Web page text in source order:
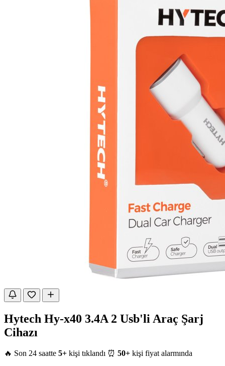
Hytech Hy-x40 3.4A 2 Usb'li Araç Şarj
Cihazı
🔥 Son 24 saatte 5+ kişi tıklandı ⏰ 50+ kişi fiyat alarmında